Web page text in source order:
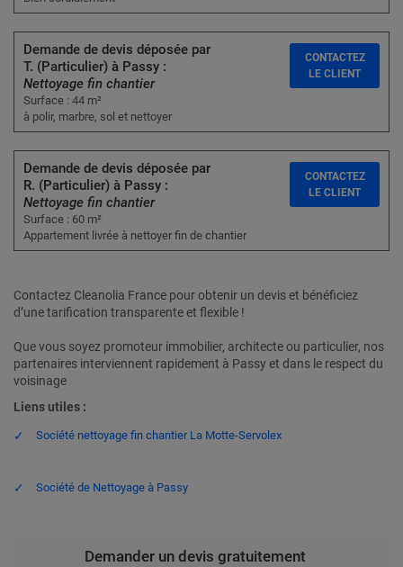
Demande de devis déposée par
T. (Particulier) à Passy :
Nettoyage fin chantier
Surface : 44 m²
à polir, marbre, sol et nettoyer
CONTACTEZ
LE CLIENT
Demande de devis déposée par
R. (Particulier) à Passy :
Nettoyage fin chantier
Surface : 60 m²
Appartement livrée à nettoyer fin de chantier
CONTACTEZ
LE CLIENT
Contactez Cleanolia France pour obtenir un devis et bénéficiez
d’une tarification transparente et flexible !
Que vous soyez promoteur immobilier, architecte ou particulier, nos
partenaires interviennent rapidement à Passy et dans le respect du
voisinage
Liens utiles :
Société nettoyage fin chantier La Motte-Servolex
Société de Nettoyage à Passy
Demander un devis gratuitement